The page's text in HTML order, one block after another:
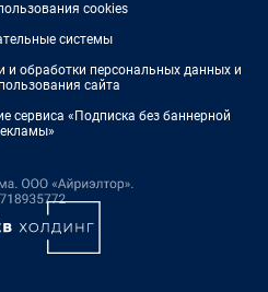
cookies
системы
и обработки персональных данных и
сайта
сервиса «Подписка без баннерной